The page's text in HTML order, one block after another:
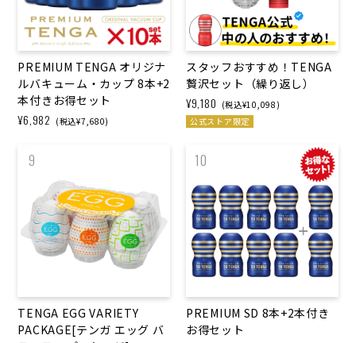
PREMIUM TENGA オリジナ
ルバキューム・カップ 8本+2
本付きお得セット
¥6,982 (税込¥7,680)
スタッフおすすめ！TENGA
贅沢セット（繰り返し）
¥9,180 (税込¥10,098)
公式ストア限定
9
TENGA EGG VARIETY
PACKAGE[テンガ エッグ バ
10
PREMIUM SD 8本+2本付き
お得セット